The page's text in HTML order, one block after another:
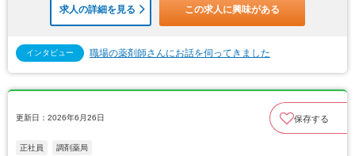
求人の詳細を見る この求人に興味がある
インタビュー 職場の薬剤師さんにお話を伺ってきました
更新日：2026年6月26日 保存する
正社員 調剤薬局